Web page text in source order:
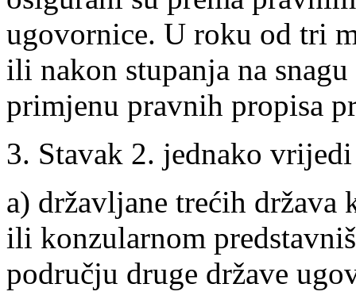
ugovornice. U roku od tri
ili nakon stupanja na
primjenu pravnih propisa
3. Stavak 2. jednako
a) državljane trećih država
ili konzularnom
području druge države